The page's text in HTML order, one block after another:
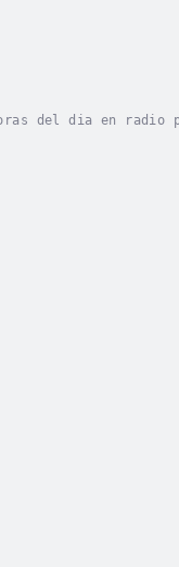
del dia en radio